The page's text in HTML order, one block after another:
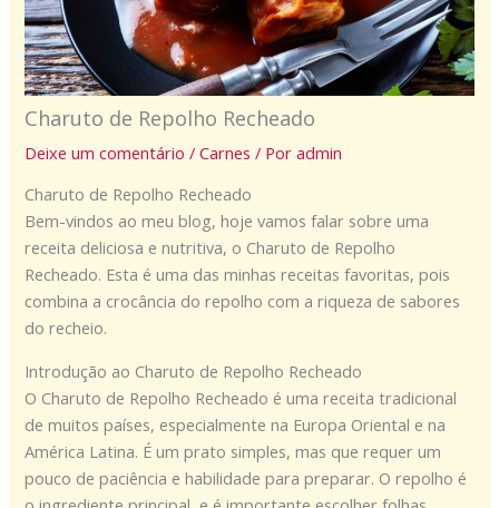
Charuto de Repolho Recheado
Deixe um comentário /Carnes / Poradmin
Charuto de Repolho Recheado
Bem-vindos ao meu blog, hoje vamos falar sobre uma
receita deliciosa e nutritiva, o Charuto de Repolho
Recheado. Esta é uma das minhas receitas favoritas, pois
combina a crocância do repolho com a riqueza de sabores
do recheio.
Introdução ao Charuto de Repolho Recheado
O Charuto de Repolho Recheado é uma receita tradicional
de muitos países, especialmente na Europa Oriental e na
América Latina. É um prato simples, mas que requer um
pouco de paciência e habilidade para preparar. O repolho é